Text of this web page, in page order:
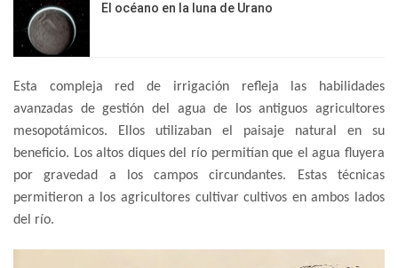
El océano en la luna de Urano
Esta compleja red de irrigación refleja las habilidades
avanzadas de gestión del agua de los antiguos agricultores
mesopotámicos. Ellos utilizaban el paisaje natural en su
beneficio. Los altos diques del río permitían que el agua fluyera
por gravedad a los campos circundantes. Estas técnicas
permitieron a los agricultores cultivar cultivos en ambos lados
del río.